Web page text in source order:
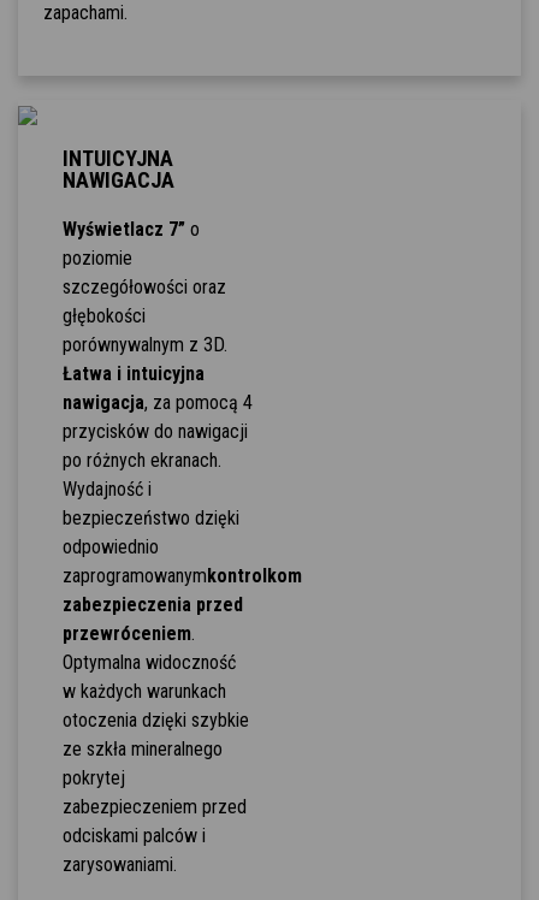
zapachami.
INTUICYJNA
NAWIGACJA
Wyświetlacz 7”o
poziomie
szczegółowości oraz
głębokości
porównywalnym z 3D.
Łatwa i intuicyjna
nawigacja, za pomocą 4
przycisków do nawigacji
po różnych ekranach.
Wydajność i
bezpieczeństwo dzięki
odpowiednio
zaprogramowanym kontrolkom
zabezpieczenia przed
przewróceniem.
Optymalna widoczność
w każdych warunkach
otoczenia dzięki szybkie
ze szkła mineralnego
pokrytej
zabezpieczeniem przed
odciskami palców i
zarysowaniami.